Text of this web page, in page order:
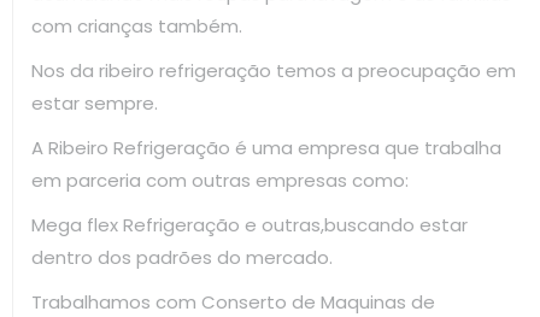
com crianças também.
Nos da ribeiro refrigeração temos a preocupação em
estar sempre.
A Ribeiro Refrigeração é uma empresa que trabalha
em parceria com outras empresas como:
Mega flex Refrigeração e outras,buscando estar
dentro dos padrões do mercado.
Trabalhamos com Conserto de Maquinas de